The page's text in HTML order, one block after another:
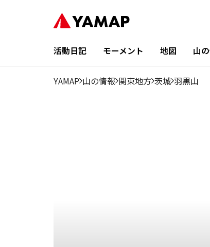
活動日記 モーメント 地図 山
YAMAP 山の情報 関東地方 茨城 羽黒山
3月 4月 5月